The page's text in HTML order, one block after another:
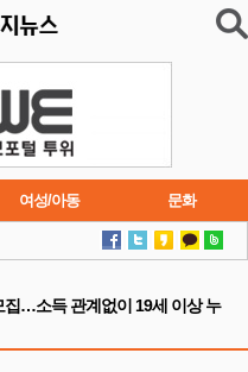
여성/아동 문화
연재소설
집…소득 관계없이 19세 이상 누